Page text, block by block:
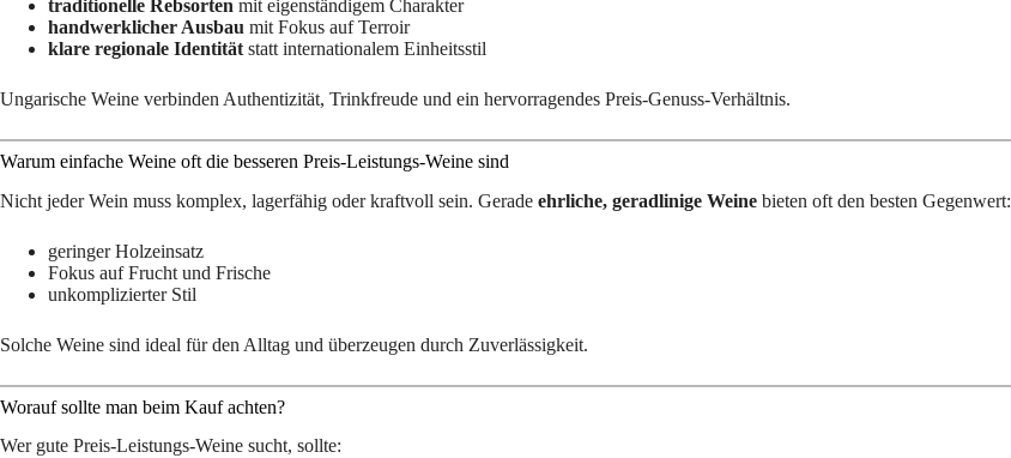
traditionelle Rebsorten mit eigenständigem Charakter
handwerklicher Ausbau mit Fokus auf Terroir
klare regionale Identität statt internationalem Einheitsstil
Ungarische Weine verbinden Authentizität, Trinkfreude und ein hervorragendes Preis-Genuss-Verhältnis.
Warum einfache Weine oft die besseren Preis-Leistungs-Weine sind
Nicht jeder Wein muss komplex, lagerfähig oder kraftvoll sein. Gerade ehrliche, geradlinige Weine bieten oft den besten Gegenwert:
geringer Holzeinsatz
Fokus auf Frucht und Frische
unkomplizierter Stil
Solche Weine sind ideal für den Alltag und überzeugen durch Zuverlässigkeit.
Worauf sollte man beim Kauf achten?
Wer gute Preis-Leistungs-Weine sucht, sollte: